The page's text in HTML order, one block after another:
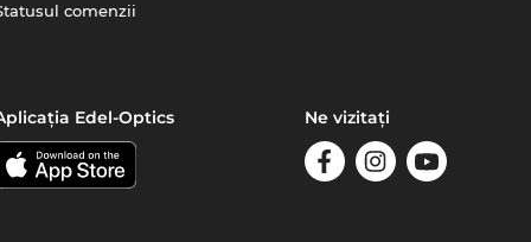
comenzii
Edel-Optics Ne vizitați